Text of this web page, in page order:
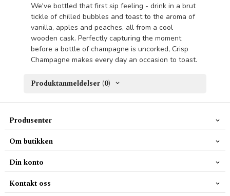
We've bottled that first sip feeling - drink in a brut
tickle of chilled bubbles and toast to the aroma of
vanilla, apples and peaches, all from a cool
wooden cask. Perfectly capturing the moment
before a bottle of champagne is uncorked, Crisp
Champagne makes every day an occasion to toast.
Produktanmeldelser (0)
Produsenter
Om butikken
Din konto
Kontakt oss